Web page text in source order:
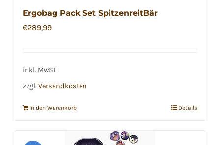
Ergobag Pack Set SpitzenreitBär
€289,99
inkl. MwSt.
zzgl. Versandkosten
In den Warenkorb Details